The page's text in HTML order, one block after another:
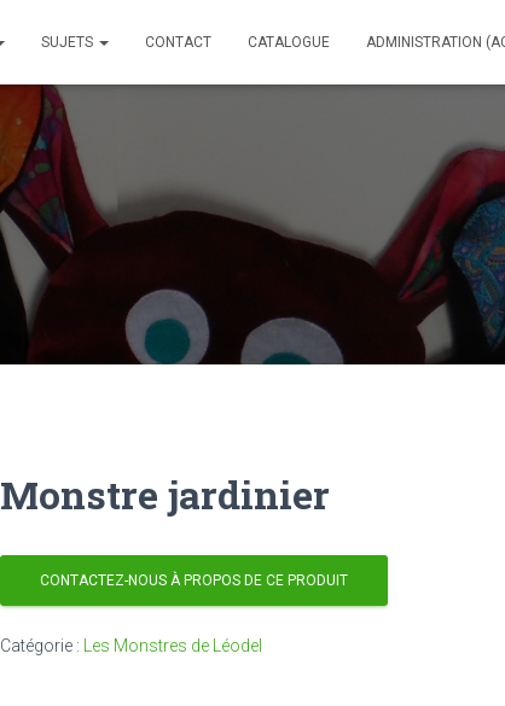
SUJETS CONTACT CATALOGUE ADMINISTRATION
Monstre jardinier
CONTACTEZ-NOUS À PROPOS DE CE PRODUIT
Catégorie : Les Monstres de Léodel